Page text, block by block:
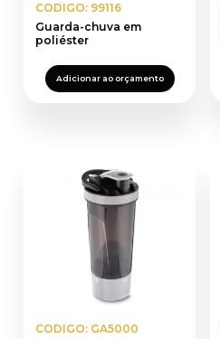
CODIGO: 99116
Guarda-chuva em
poliéster
Adicionar ao orçamento
CODIGO: GA5000